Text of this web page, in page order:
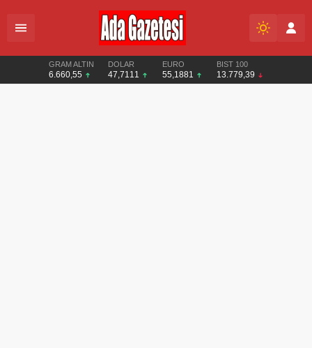
GRAM ALTIN
6.660,55
DOLAR
47,7111
EURO
55,1881
BIST 100
13.779,39